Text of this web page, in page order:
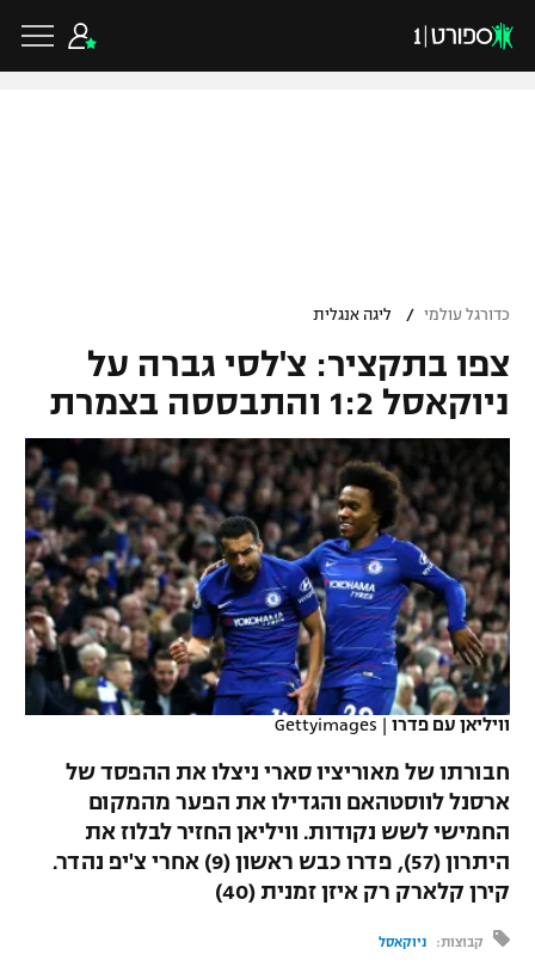
VOD
רץ ברשת
תוצאות
לוח שידורים
ברחבה
גביע הטוטו
ליגיונרים
גביע המדינה
נבחרת ישראל
מכבי חיפה
בית"ר ירושלים
מכבי תל אביב
הפועל תל אביב
הפועל חיפה
הפועל באר שבע
ליגת האלופות
ליגה אירופית
ליגה אנגלית
ליגה גרמנית
ליגה ספרדית
ליגה איטלקית
ליגה צרפתית
ליגה הולנדית
ליגה טורקית
ליגה סינית
ליגה ברזילאית
כדורסל ישראלי
ליגת ווינר סל
ליגה לאומית
כדורסל נשים
מכבי תל אביב
הפועל חולון
הפועל ירושלים
דני אבדיה
כדורסל עולמי
NBA
יורוליג
יורוקאפ
ענפים נוספים
טניס
כדוריד
כדורעף
שחייה
ג'ודו
אגרוף
ספורט אולימפי
כדורגל עולמי / ליגה אנגלית
צפו בתקציר: צ'לסי גברה על
ניוקאסל 1:2 והתבססה בצמרת
וויליאן עם פדרו |
Gettyimages
חבורתו של מאוריציו סארי ניצלו את ההפסד של
ארסנל לווסטהאם והגדילו את הפער מהמקום
החמישי לשש נקודות. וויליאן החזיר לבלוז את
היתרון (57), פדרו כבש ראשון (9) אחרי צ'יפ נהדר.
קירן קלארק רק איזן זמנית (40)
קבוצות: ניוקאסל